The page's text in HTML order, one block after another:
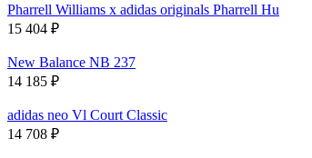
Pharrell Williams x adidas originals Pharrell Hu
15 404 ₽
New Balance NB 237
14 185 ₽
adidas neo Vl Court Classic
14 708 ₽